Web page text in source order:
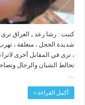
كتبت : رشا رعد ـ العراق
شديدة الخجل ، منغلقة ،
، ترى في المقابل أخرى
تخالط الشبان والرجال
أكمل القراءة »